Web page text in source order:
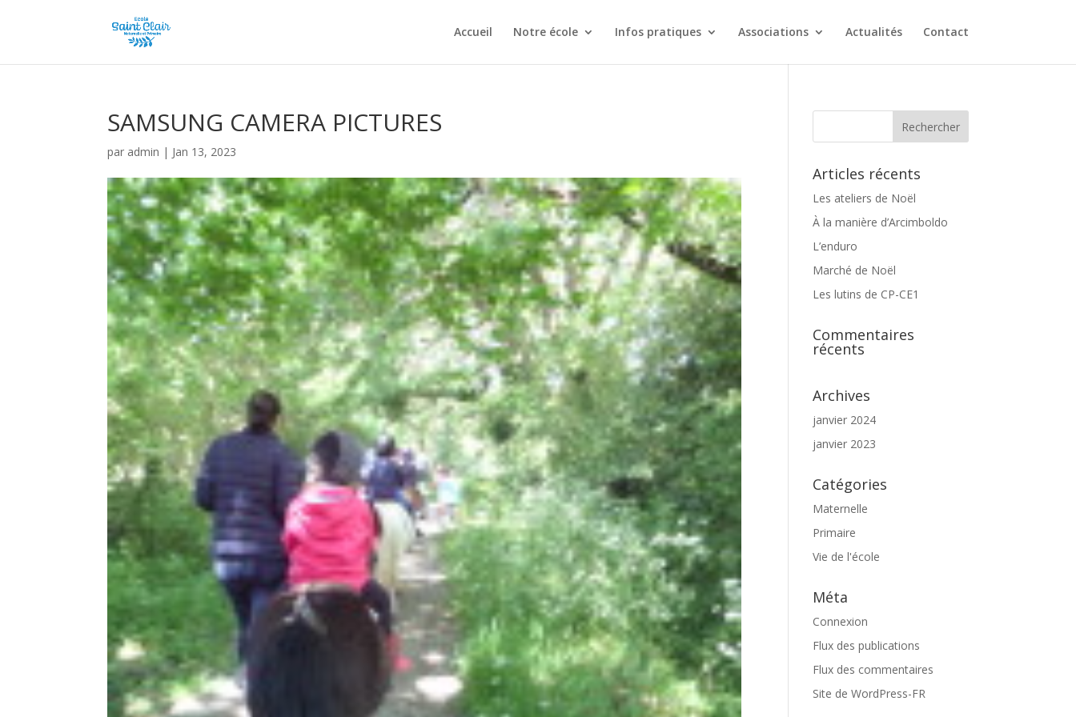
Accueil Notre école Infos pratiques Associations Actualités Contact
SAMSUNG CAMERA PICTURES
par admin | Jan 13, 2023
Articles récents
Les ateliers de Noël
À la manière d’Arcimboldo
L’enduro
Marché de Noël
Les lutins de CP-CE1
Commentaires
récents
Archives
janvier 2024
janvier 2023
Catégories
Maternelle
Primaire
Vie de l'école
Méta
Connexion
Flux des publications
Flux des commentaires
Site de WordPress-FR